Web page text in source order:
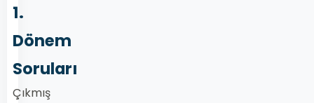
1.
Dönem
Soruları
Çıkmış